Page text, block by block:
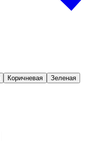
Коричневая Зеленая